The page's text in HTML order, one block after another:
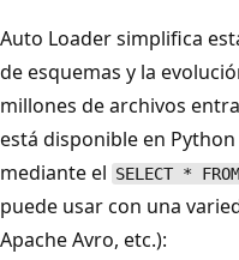
Auto Loader simplifica
de esquemas y la
millones de archivos
está disponible en
mediante el SELECT *
puede usar con una
Apache Avro, etc.):